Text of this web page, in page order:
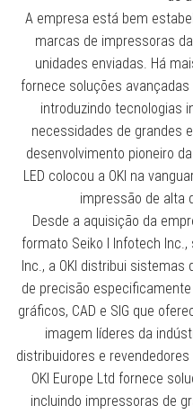
A empresa está bem
marcas de impressoras
unidades enviadas. Há
fornece soluções
introduzindo tecnologias
necessidades de grandes
desenvolvimento pioneiro
LED colocou a OKI na
impressão de alta
Desde a aquisição da
formato Seiko I Infotech
Inc., a OKI distribui
de precisão
gráficos, CAD e SIG que
imagem líderes da
distribuidores e revendedores
OKI Europe Ltd fornece
incluindo impressoras de